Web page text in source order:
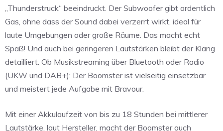
„Thunderstruck“ beeindruckt. Der Subwoofer gibt ordentlich
Gas, ohne dass der Sound dabei verzerrt wirkt, ideal für
laute Umgebungen oder große Räume. Das macht echt
Spaß! Und auch bei geringeren Lautstärken bleibt der Klang
detailliert. Ob Musikstreaming über Bluetooth oder Radio
(UKW und DAB+): Der Boomster ist vielseitig einsetzbar
und meistert jede Aufgabe mit Bravour.
Mit einer Akkulaufzeit von bis zu 18 Stunden bei mittlerer
Lautstärke, laut Hersteller, macht der Boomster auch